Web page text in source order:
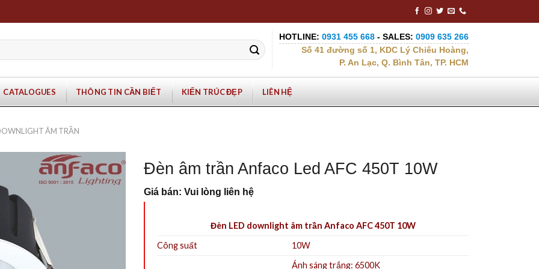
HOTLINE: 0931 455 668 - SALES: 0909 635 266
Số 41 đường số 1, KDC Lý Chiêu Hoàng,
P. An Lạc, Q. Bình Tân, TP. HCM
CATALOGUES THÔNG TIN CẦN BIẾT KIẾN TRÚC ĐẸP LIÊN HỆ
ÂM TRẦN
Đèn âm trần Anfaco Led AFC 450T 10W
Giá bán: Vui lòng liên hệ
Đèn LED downlight âm trần Anfaco AFC 450T 10W
Công suất
10W
Ánh sáng trắng: 6500K